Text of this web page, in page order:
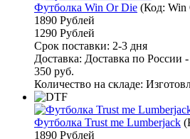
Футболка Win Or Die (Код: Win
1890 Рублей
1290 Рублей
Срок поставки: 2-3 дня
Доставка: Доставка по России
350 руб.
Количество на складе:
Футболка Trust me Lumberjack
1890 Рублей